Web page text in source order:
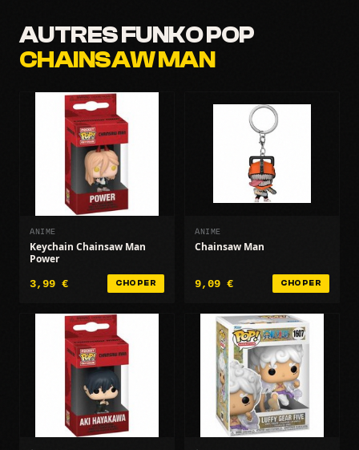
AUTRES FUNKO POP
CHAINSAW MAN
ANIME
Keychain Chainsaw Man
Power
3,99 € CHOPER
ANIME
Chainsaw Man
9,09 € CHOPER